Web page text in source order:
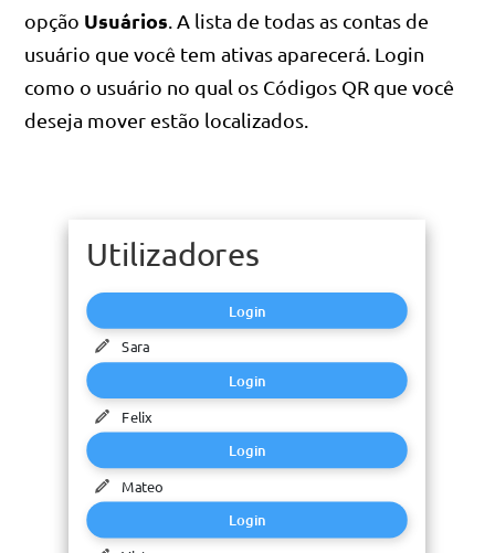
opção Usuários . A lista de todas as contas de
usuário que você tem ativas aparecerá. Login
como o usuário no qual os Códigos QR que você
deseja mover estão localizados.
Utilizadores
Login
Sara
Login
Felix
Login
Mateo
Login
Utilizadores
Login
Sara
Login
Felix
Login
Mateo
Login